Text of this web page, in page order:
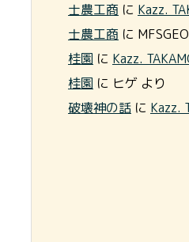
士農工商 に Kazz.
士農工商 に
桂園 に Kazz.
桂園 に ヒゲ より
破壊神の話 に Kazz.